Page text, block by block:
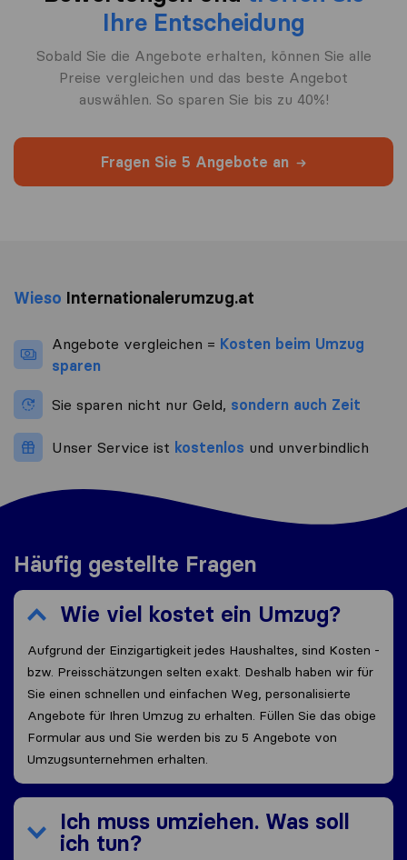
Ihre Entscheidung
Sobald Sie die Angebote erhalten, können Sie alle
Preise vergleichen und das beste Angebot
auswählen. So sparen Sie bis zu 40%!
Fragen Sie 5 Angebote an
Wieso Internationalerumzug.at
Angebote vergleichen = Kosten beim Umzug
sparen
Sie sparen nicht nur Geld, sondern auch Zeit
Unser Service ist kostenlos und unverbindlich
Häufig gestellte Fragen
Wie viel kostet ein Umzug?
Aufgrund der Einzigartigkeit jedes Haushaltes, sind Kosten -
bzw. Preisschätzungen selten exakt. Deshalb haben wir für
Sie einen schnellen und einfachen Weg, personalisierte
Angebote für Ihren Umzug zu erhalten. Füllen Sie das obige
Formular aus und Sie werden bis zu 5 Angebote von
Umzugsunternehmen erhalten.
Ich muss umziehen. Was soll
ich tun?